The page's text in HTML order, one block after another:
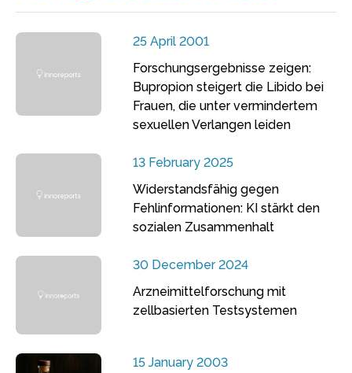
25 April 2001
Forschungsergebnisse zeigen:
Bupropion steigert die Libido bei
Frauen, die unter vermindertem
sexuellen Verlangen leiden
13 February 2025
Widerstandsfähig gegen
Fehlinformationen: KI stärkt den
sozialen Zusammenhalt
30 December 2024
Arzneimittelforschung mit
zellbasierten Testsystemen
15 January 2003